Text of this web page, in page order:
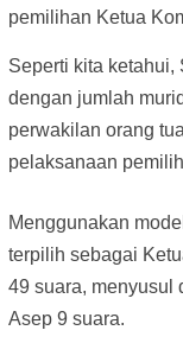
pemilihan Ketua
Seperti kita
dengan jumlah
perwakilan orang
pelaksanaan
Menggunakan
terpilih sebagai
49 suara, menyusul
Asep 9 suara.